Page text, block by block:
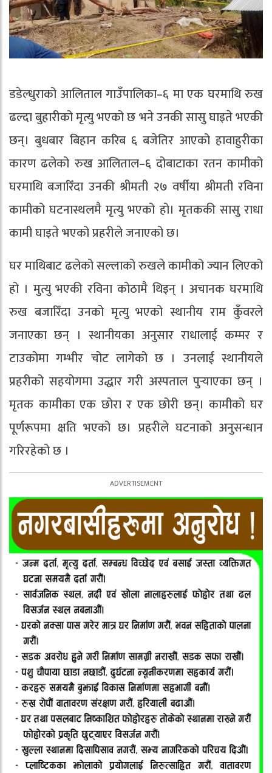
डडेल्धुराको आलिताल गाउँपालिका–६ मा एक घरमाथि रुख
ढल्दा बुहारीको मृत्यु भएको छ भने उनकी सासु घाइते भएकी
छन्। बुधबार बिहान करिब ६ बजेतिर आएको हावाहुरीका
कारण ढलेको रुख आलिताल–६ दोबाटाका रतन कामीको
घरमाथि बजारिँदा उनकी श्रीमती २७ वर्षीया श्रीमती रविना
कामीको घटनास्थलमै मृत्यु भएको हो। मृतककी सासु राधा
कामी घाइते भएको प्रहरीले जनाएको छ।
घर माथिबाट ढलेको सल्लाको रुखले कामीको ज्यान लिएको
हो । मुत्यु भएकी रविना कोठामै थिइन् । अचानक घरमाथि
रुख बजारिँदा उनको मृत्यु भएको स्थानीय राम कुँवरले
जनाएका छन् । स्थानीयका अनुसार राधालाई कम्मर र
टाउकोमा गम्भीर चोट लागेको छ । उनलाई स्थानीयले
प्रहरीको सहयोगमा उद्धार गरी अस्पताल पुर्‍याएका छन् ।
मृतक कामीका एक छोरा र एक छोरी छन्। कामीको घर
पूर्णरूपमा क्षति भएको छ। प्रहरीले घटनाको अनुसन्धान
गरिरहेको छ ।